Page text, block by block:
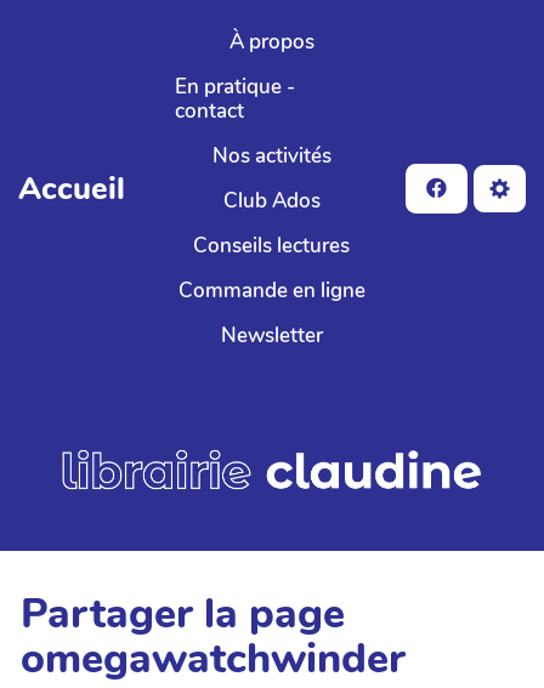
Aller au contenu principal
Accueil
À propos
En pratique -
contact
Nos activités
Club Ados
Conseils lectures
Commande en ligne
Newsletter
Partager la page
omegawatchwinder